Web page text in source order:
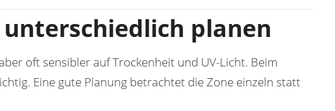
planen
oft sensibler auf Trockenheit und UV-Licht. Beim
Eine gute Planung betrachtet die Zone einzeln statt